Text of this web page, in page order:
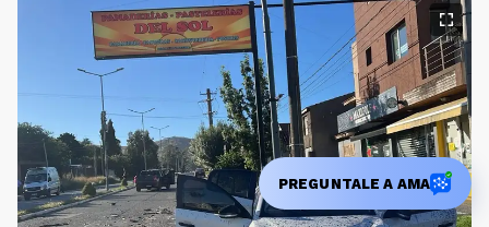
PREGUNTALE A AMA